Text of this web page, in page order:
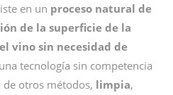
en un proceso natural de
de la superficie de la
vino sin necesidad de
tecnología sin competencia
de otros métodos, limpia,